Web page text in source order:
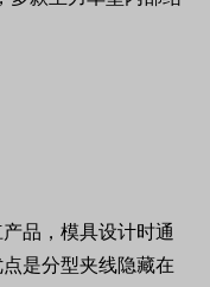
品，模具设计时通
是分型夹线隐藏在